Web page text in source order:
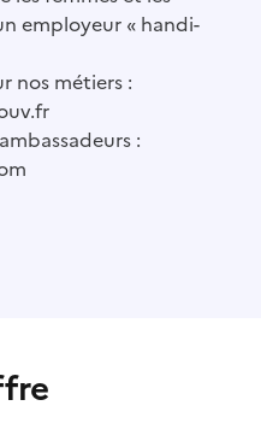
employeur « handi-
nos métiers :
: